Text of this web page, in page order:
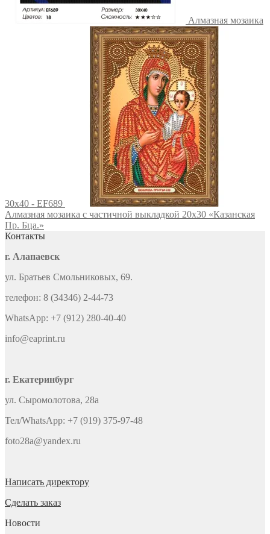
Алмазная мозаика
30x40 - EF689
Алмазная мозаика с частичной выкладкой 20х30 «Казанская
Пр. Бца.»
Контакты
г. Алапаевск
ул. Братьев Смольниковых, 69.
телефон: 8 (34346) 2-44-73
WhatsApp: +7 (912) 280-40-40
info@eaprint.ru
г. Екатеринбург
ул. Сыромолотова, 28а
Тел/WhatsApp: +7 (919) 375-97-48
foto28a@yandex.ru
Написать директору
Сделать заказ
Новости